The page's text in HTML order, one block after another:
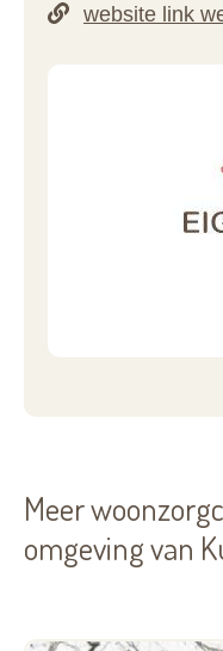
Meer
omgeving van